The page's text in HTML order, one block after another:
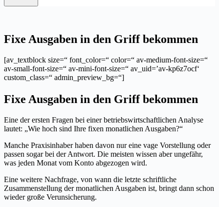
Fixe Ausgaben in den Griff bekommen
[av_textblock size=“ font_color=“ color=“ av-medium-font-size=“
av-small-font-size=“ av-mini-font-size=“ av_uid=’av-kp6z7ocf‘
custom_class=“ admin_preview_bg=“]
Fixe Ausgaben in den Griff bekommen
Eine der ersten Fragen bei einer betriebswirtschaftlichen Analyse
lautet: „Wie hoch sind Ihre fixen monatlichen Ausgaben?“
Manche Praxisinhaber haben davon nur eine vage Vorstellung oder
passen sogar bei der Antwort. Die meisten wissen aber ungefähr,
was jeden Monat vom Konto abgezogen wird.
Eine weitere Nachfrage, von wann die letzte schriftliche
Zusammenstellung der monatlichen Ausgaben ist, bringt dann schon
wieder große Verunsicherung.